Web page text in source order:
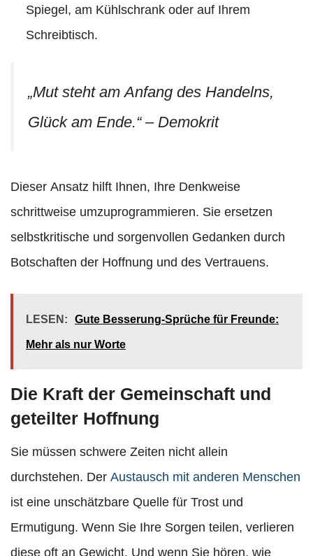
Spiegel, am Kühlschrank oder auf Ihrem
Schreibtisch.
„Mut steht am Anfang des Handelns,
Glück am Ende.“ – Demokrit
Dieser Ansatz hilft Ihnen, Ihre Denkweise
schrittweise umzuprogrammieren. Sie ersetzen
selbstkritische und sorgenvollen Gedanken durch
Botschaften der Hoffnung und des Vertrauens.
LESEN: Gute Besserung-Sprüche für Freunde:
Mehr als nur Worte
Die Kraft der Gemeinschaft und
geteilter Hoffnung
Sie müssen schwere Zeiten nicht allein
durchstehen. Der Austausch mit anderen Menschen
ist eine unschätzbare Quelle für Trost und
Ermutigung. Wenn Sie Ihre Sorgen teilen, verlieren
diese oft an Gewicht. Und wenn Sie hören, wie